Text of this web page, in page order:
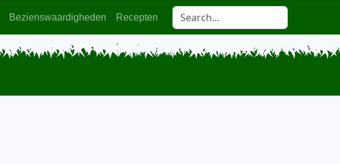
Bezienswaardigheden Recepten